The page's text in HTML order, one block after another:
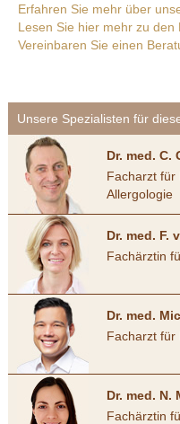
Erfahren Sie mehr über
Lesen Sie hier mehr zu den
Vereinbaren Sie einen
Unsere Spezialisten für
Dr. med. C.
Facharzt für
Allergologie
Dr. med. F.
Fachärztin
Dr. med.
Facharzt für
Dr. med. N.
Fachärztin